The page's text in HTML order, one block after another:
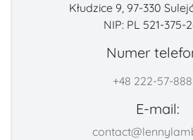
Kłudzice 9, 97-330
NIP: PL 521-375-
Numer
+48 222-57-
E-mail: